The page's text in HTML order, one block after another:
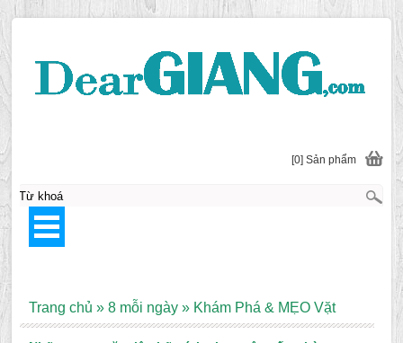
Trang chủ » 8 mỗi ngày » Khám Phá & MẸO Vặt
[0] Sản phẩm